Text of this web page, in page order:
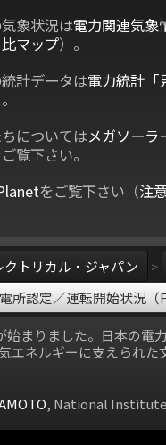
象状況は電力関連気象
マップ）。
計データは電力統計「
についてはメガソーラ
覧下さい。
をご覧下さい（注
クトリカル・ジャパン
>
所認定／運転開始状況（
始まりました。日本の電
エネルギーに支えられた
, National